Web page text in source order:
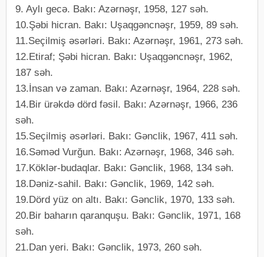
9. Aylı gecə. Bakı: Azərnəşr, 1958, 127 səh.
10.Şəbi hicran. Bakı: Uşaqgəncnəşr, 1959, 89 səh.
11.Seçilmiş əsərləri. Bakı: Azərnəşr, 1961, 273 səh.
12.Etiraf; Şəbi hicran. Bakı: Uşaqgəncnəşr, 1962,
187 səh.
13.İnsan və zaman. Bakı: Azərnəşr, 1964, 228 səh.
14.Bir ürəkdə dörd fəsil. Bakı: Azərnəşr, 1966, 236
səh.
15.Seçilmiş əsərləri. Bakı: Gənclik, 1967, 411 səh.
16.Səməd Vurğun. Bakı: Azərnəşr, 1968, 346 səh.
17.Köklər-budaqlar. Bakı: Gənclik, 1968, 134 səh.
18.Dəniz-sahil. Bakı: Gənclik, 1969, 142 səh.
19.Dörd yüz on altı. Bakı: Gənclik, 1970, 133 səh.
20.Bir baharın qaranquşu. Bakı: Gənclik, 1971, 168
səh.
21.Dan yeri. Bakı: Gənclik, 1973, 260 səh.